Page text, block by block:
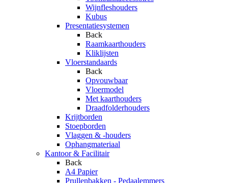
Wijnfleshouders
Kubus
Presentatiesystemen
Back
Raamkaarthouders
Kliklijsten
Vloerstandaards
Back
Opvouwbaar
Vloermodel
Met kaarthouders
Draadfolderhouders
Krijtborden
Stoepborden
Vlaggen & -houders
Ophangmateriaal
Kantoor & Facilitair
Back
A4 Papier
Prullenbakken - Pedaalemmers